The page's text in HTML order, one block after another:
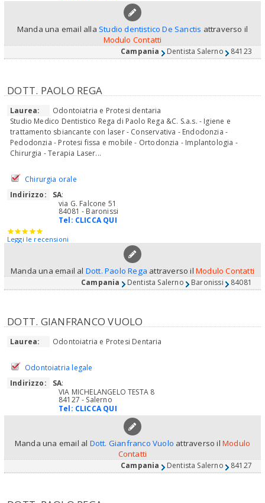
Manda una email alla Studio dentistico De Sanctis attraverso il
Modulo Contatti
Campania Dentista Salerno 84123
DOTT. PAOLO REGA
Laurea:
Odontoiatria e Protesi dentaria
Studio Medico Dentistico Rega di Paolo Rega &C. S.a.s. - Igiene e
trattamento sbiancante con laser - Conservativa - Endodonzia -
Pedodonzia - Protesi fissa e mobile - Ortodonzia - Implantologia -
Chirurgia - Terapia Laser...
Chirurgia orale
Indirizzo:
SA:
via G. Falcone 51
84081 - Baronissi
Tel: CLICCA QUI
Leggi le recensioni
Manda una email al Dott. Paolo Rega attraverso il Modulo Contatti
Campania Dentista Salerno Baronissi 84081
DOTT. GIANFRANCO VUOLO
Laurea: Odontoiatria e Protesi Dentaria
Odontoiatria legale
Indirizzo:
SA:
VIA MICHELANGELO TESTA 8
84127 - Salerno
Tel: CLICCA QUI
Manda una email al Dott. Gianfranco Vuolo attraverso il Modulo
Contatti
Campania Dentista Salerno 84127